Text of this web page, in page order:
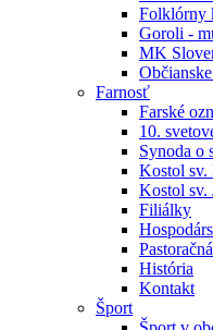
Folklórny
Goroli -
MK
Farnosť
Farské
10.
Synoda o
Kostol sv.
Kostol sv.
Filiálky
História
Kontakt
Šport